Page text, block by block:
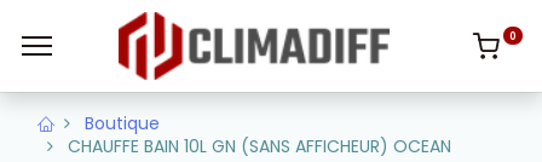
0
Boutique
CHAUFFE BAIN 10L GN (SANS AFFICHEUR) OCEAN